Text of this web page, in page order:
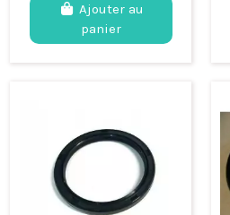
Ajouter au
panier